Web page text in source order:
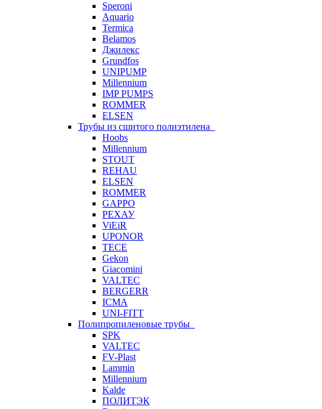
Speroni
Aquario
Termica
Belamos
Джилекс
Grundfos
UNIPUMP
Millennium
IMP PUMPS
ROMMER
ELSEN
Трубы из сшитого полиэтилена
Hoobs
Millennium
STOUT
REHAU
ELSEN
ROMMER
GAPPO
РЕХАУ
ViEiR
UPONOR
TECE
Gekon
Giacomini
VALTEC
BERGERR
ICMA
UNI-FITT
Полипропиленовые трубы
SPK
VALTEC
FV-Plast
Lammin
Millennium
Kalde
ПОЛИТЭК